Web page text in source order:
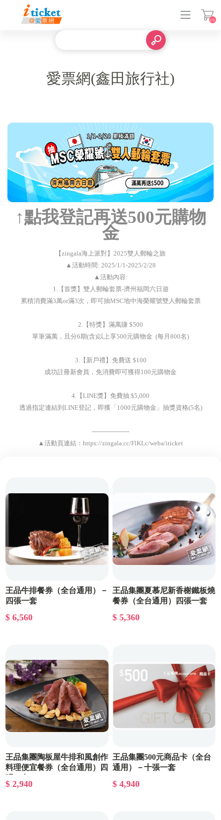
(0)
愛票網(鑫田旅行社)
↑點我登記再送500元購物
金
【zingala海上派對】2025雙人郵輪之旅
▲活動時間: 2025/1/1-2025/2/28
▲活動內容:
1.【首獎】雙人郵輪套票-濟州福岡六日遊
累積消費滿3萬or滿3次，即可抽MSC地中海榮耀號雙人郵輪套票
2.【特獎】滿萬賺 $500
單筆滿萬，且分6期(含)以上享500元購物金 (每月800名)
3.【新戶禮】免費送 $100
成功註冊新會員，免消費即可獲得100元購物金
4.【LINE獎】免費抽 $5,000
透過指定連結到LINE登記，即獲「1000元購物金」抽獎資格(5名)
-------------------
▲活動頁連結： https://zingala.cc/FlKLc/weba/iticket
王品牛排餐券（全台通用）－
四張一套
$ 6,560
王品集團夏慕尼新香榭鐵板燒
餐券（全台通用）四張一套
$ 5,360
王品集團陶板屋牛排和風創作
料理便宜餐券（全台通用）四
$ 2,940
王品集團500元商品卡（全台
通用）－十張一套
$ 4,940